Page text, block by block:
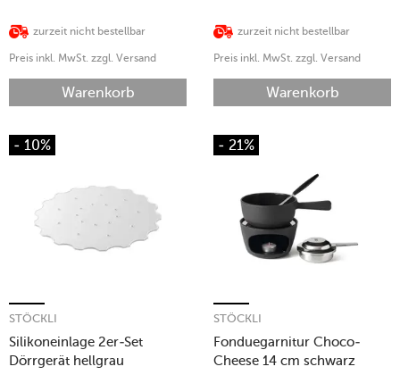
zurzeit nicht bestellbar
Preis inkl. MwSt. zzgl. Versand
Warenkorb
zurzeit nicht bestellbar
Preis inkl. MwSt. zzgl. Versand
Warenkorb
- 10%
Silikoneinlage 2er-Set
Dörrgerät hellgrau
STÖCKLI
- 21%
Fonduegarnitur Choco-
Cheese 14 cm schwarz
STÖCKLI